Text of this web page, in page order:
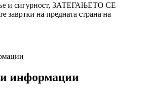
и сигурност, ЗАТЕГАЊЕТО СЕ
на предната страна на
информации